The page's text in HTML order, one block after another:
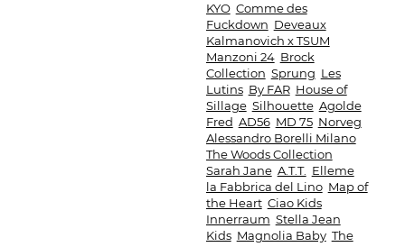
KYO Comme des
Fuckdown Deveaux
Kalmanovich х TSUM
Manzoni 24 Brock
Collection Sprung Les
Lutins By FAR House of
Sillage Silhouette Agolde
Fred AD56 MD 75 Norveg
Alessandro Borelli Milano
The Woods Collection
Sarah Jane A.T.T. Elleme
la Fabbrica del Lino Map of
the Heart Ciao Kids
Innerraum Stella Jean
Kids Magnolia Baby The